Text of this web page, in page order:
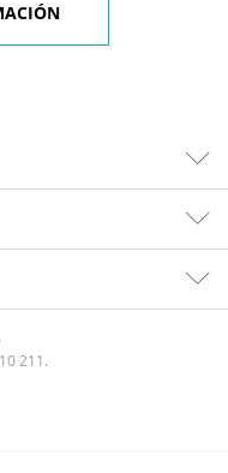
211.